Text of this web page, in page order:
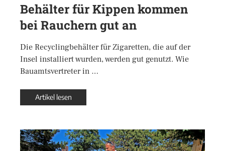
Behälter für Kippen kommen
bei Rauchern gut an
Die Recyclingbehälter für Zigaretten, die auf der
Insel installiert wurden, werden gut genutzt. Wie
Bauamtsvertreter in …
Artikel lesen